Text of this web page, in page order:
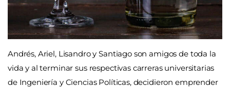
Andrés, Ariel, Lisandro y Santiago son amigos de toda la
vida y al terminar sus respectivas carreras universitarias
de Ingeniería y Ciencias Políticas, decidieron emprender